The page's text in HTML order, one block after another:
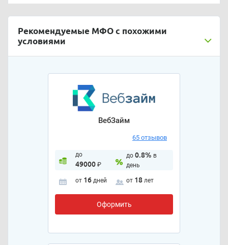
Рекомендуемые МФО с похожими
условиями
ВебЗайм
65 отзывов
до
49000₽
до 0.8% в
день
от 16 дней от 18 лет
Оформить